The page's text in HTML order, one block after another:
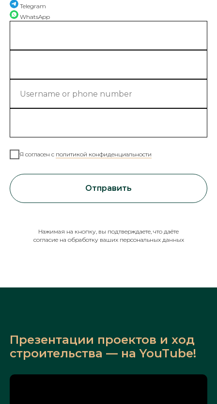
Telegram
WhatsApp
Я согласен с политикой конфиденциальности
Отправить
Нажимая на кнопку, вы подтверждаете, что даёте
согласие на обработку ваших персональных данных
Презентации проектов и ход
строительства — на YouTube!